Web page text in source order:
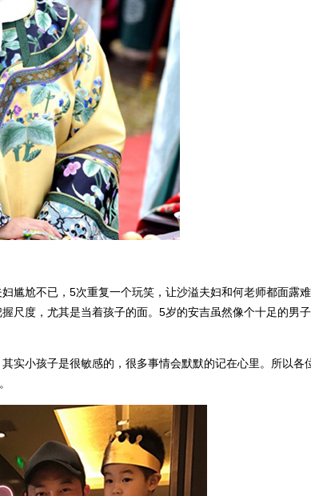
尴尬不已，5次重复一个玩笑，让沙溢夫妇和何老师都面露
尺度，尤其是当着孩子的面。5岁的安吉虽然像个十足的男
实小孩子是很敏感的，很多事情会默默的记在心里。所以各